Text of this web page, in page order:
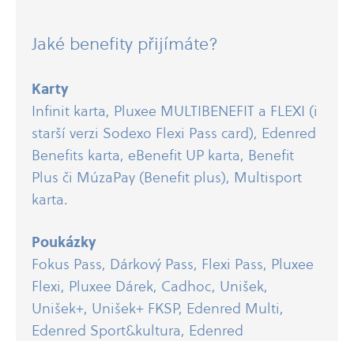
Jaké benefity přijímáte?
Karty
Infinit karta, Pluxee MULTIBENEFIT a FLEXI (i
starší verzi Sodexo Flexi Pass card), Edenred
Benefits karta, eBenefit UP karta, Benefit
Plus či MúzaPay (Benefit plus), Multisport
karta.
Poukázky
Fokus Pass, Dárkový Pass, Flexi Pass, Pluxee
Flexi, Pluxee Dárek, Cadhoc, Unišek,
Unišek+, Unišek+ FKSP, Edenred Multi,
Edenred Sport&kultura, Edenred